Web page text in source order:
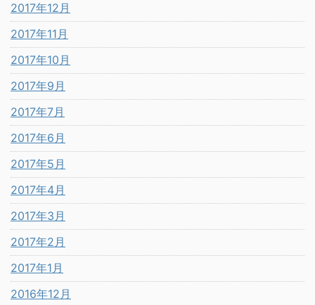
2017年12月
2017年11月
2017年10月
2017年9月
2017年7月
2017年6月
2017年5月
2017年4月
2017年3月
2017年2月
2017年1月
2016年12月